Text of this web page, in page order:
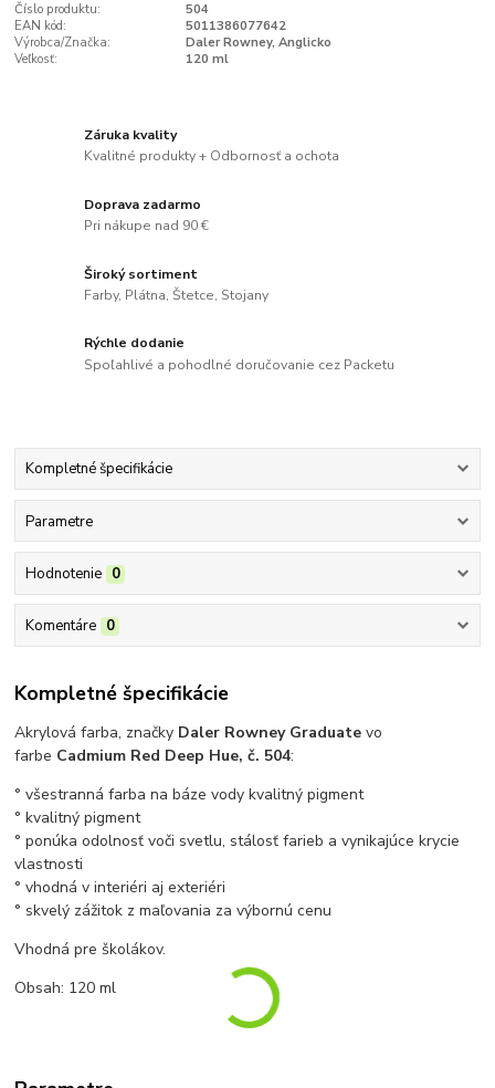
Číslo produktu:
504
EAN kód:
5011386077642
Výrobca/Značka:
Daler Rowney, Anglicko
Veľkosť:
120 ml
Záruka kvality
Kvalitné produkty + Odbornosť a ochota
Doprava zadarmo
Pri nákupe nad 90 €
Široký sortiment
Farby, Plátna, Štetce, Stojany
Rýchle dodanie
Spoľahlivé a pohodlné doručovanie cez Packetu
Kompletné špecifikácie
Parametre
Hodnotenie 0
Komentáre 0
Kompletné špecifikácie
Akrylová farba, značky Daler Rowney Graduate vo
farbe Cadmium Red Deep Hue, č. 504:
° všestranná farba na báze vody kvalitný pigment
° kvalitný pigment
° ponúka odolnosť voči svetlu, stálosť farieb a vynikajúce krycie
vlastnosti
° vhodná v interiéri aj exteriéri
° skvelý zážitok z maľovania za výbornú cenu
Vhodná pre školákov.
Obsah: 120 ml